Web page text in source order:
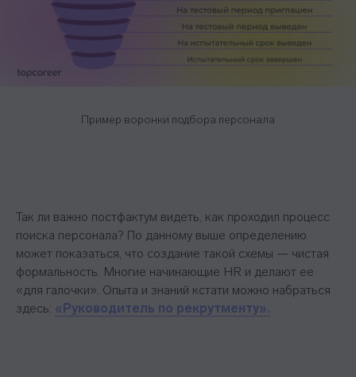
Пример воронки подбора персонала
Так ли важно постфактум видеть, как проходил процесс
поиска персонала? По данному выше определению
может показаться, что создание такой схемы — чистая
формальность. Многие начинающие HR и делают ее
«для галочки». Опыта и знаний кстати можно набраться
здесь: «Руководитель по рекрутменту».